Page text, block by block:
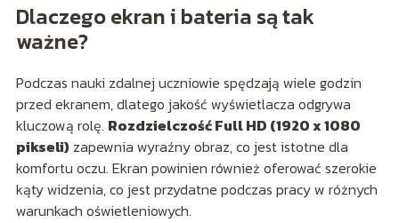
Dlaczego ekran i bateria są tak
ważne?
Podczas nauki zdalnej uczniowie spędzają wiele godzin
przed ekranem, dlatego jakość wyświetlacza odgrywa
kluczową rolę. Rozdzielczość Full HD (1920 x 1080
pikseli) zapewnia wyraźny obraz, co jest istotne dla
komfortu oczu. Ekran powinien również oferować szerokie
kąty widzenia, co jest przydatne podczas pracy w różnych
warunkach oświetleniowych.